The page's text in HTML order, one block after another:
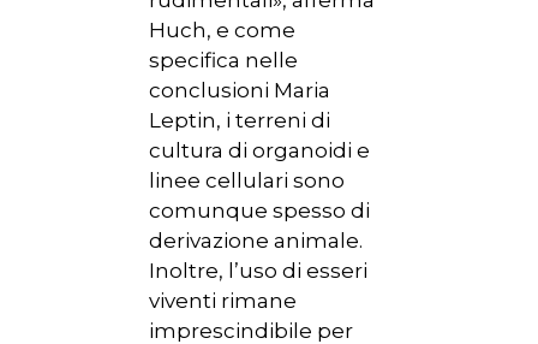
Huch, e come
specifica nelle
conclusioni Maria
Leptin, i terreni di
cultura di organoidi e
linee cellulari sono
comunque spesso di
derivazione animale.
Inoltre, l’uso di esseri
viventi rimane
imprescindibile per